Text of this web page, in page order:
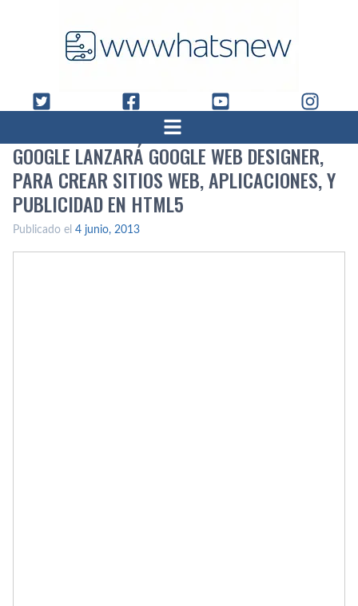
GOOGLE LANZARÁ GOOGLE WEB DESIGNER,
PARA CREAR SITIOS WEB, APLICACIONES, Y
PUBLICIDAD EN HTML5
Publicado el 4 junio, 2013